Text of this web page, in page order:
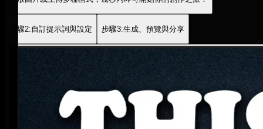
步驟2:自訂提示詞與設定 步驟3:生成、預覽與分享